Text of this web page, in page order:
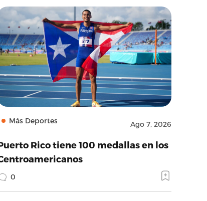
Más Deportes Ago 7, 2026
Rico tiene 100 medallas en los
0